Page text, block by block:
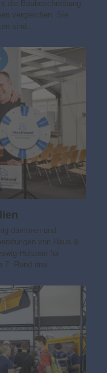
die Baubeschreibung.
vergleichen. Sie
sind…
dämmen und
von Haus &
Holstein für
7. Rund drei…